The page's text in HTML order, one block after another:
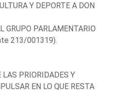
Y DEPORTE A DON
GRUPO PARLAMENTARIO
213/001319).
LAS PRIORIDADES Y
EN LO QUE RESTA